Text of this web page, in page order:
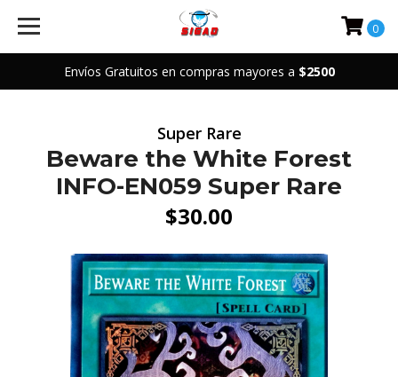
Envíos Gratuitos en compras mayores a $2500
0
Super Rare
Beware the White Forest
INFO-EN059 Super Rare
$30.00